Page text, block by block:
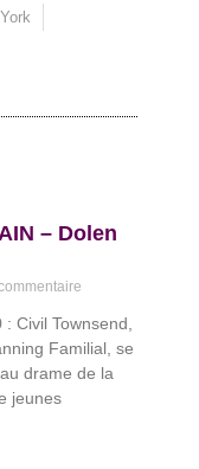
– Dolen
Civil Townsend,
Familial, se
drame de la
jeunes